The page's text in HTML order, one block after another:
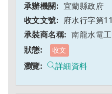
宜蘭縣政府
府水行字第
南龍水電
收文
詳細資料